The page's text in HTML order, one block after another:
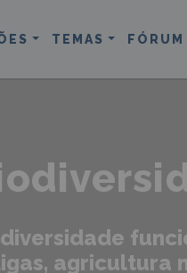
TEMAS FÓRUM
agricultura